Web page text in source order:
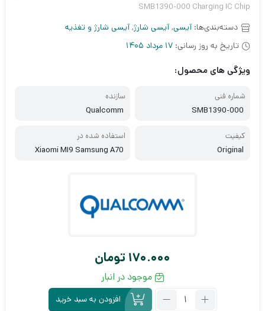
SMB1390-000 Charging IC Chip
دسته‌بندی‌ها:آیسی,آیسی شارژ,آیسی شارژ و تغذیه
تاریخ به روز رسانی: 17 مرداد 1405
ویژگی های محصول:
شماره فنی
SMB1390-000
سازنده
Qualcomm
کیفیت
Original
استفاده شده در
Xiaomi MI9 Samsung A70
170.000 تومان
موجود در انبار
تعداد:
افزودن به سبد خرید